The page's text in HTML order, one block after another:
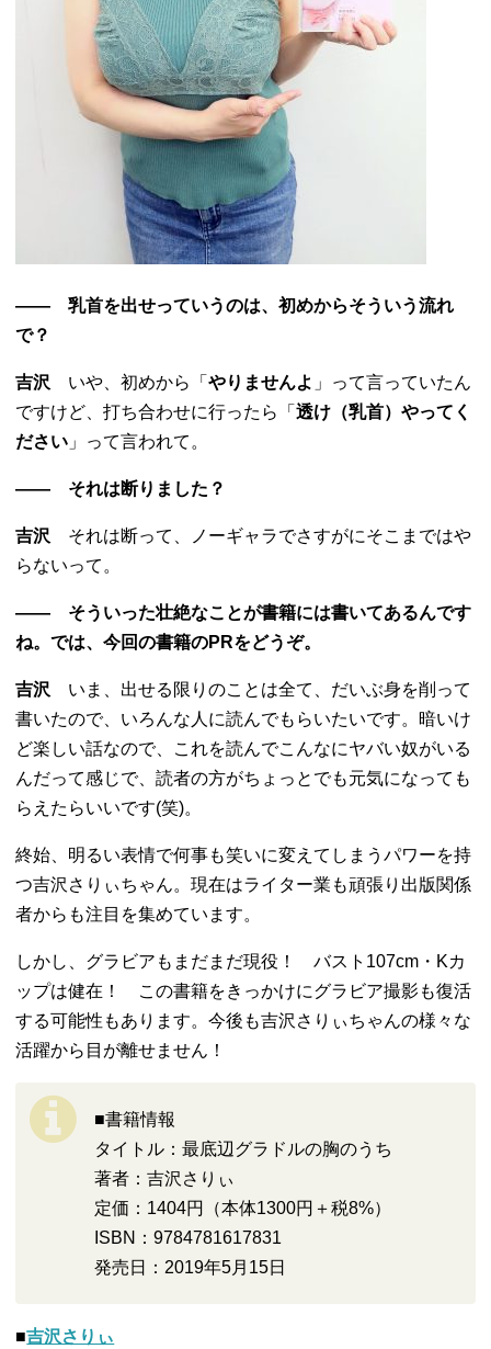
―― 乳首を出せっていうのは、初めからそういう流れ
で？
吉沢 いや、初めから「やりませんよ 」って言っていたん
ですけど、打ち合わせに行ったら「透け（乳首）やってく
ださい 」って言われて。
―― それは断りました？
吉沢 それは断って、ノーギャラでさすがにそこまではや
らないって。
―― そういった壮絶なことが書籍には書いてあるんです
ね。では、今回の書籍のPRをどうぞ。
吉沢 いま、出せる限りのことは全て、だいぶ身を削って
書いたので、いろんな人に読んでもらいたいです。暗いけ
ど楽しい話なので、これを読んでこんなにヤバい奴がいる
んだって感じで、読者の方がちょっとでも元気になっても
らえたらいいです(笑)。
終始、明るい表情で何事も笑いに変えてしまうパワーを持
つ吉沢さりぃちゃん。現在はライター業も頑張り出版関係
者からも注目を集めています。
しかし、グラビアもまだまだ現役！ バスト107cm・Kカ
ップは健在！ この書籍をきっかけにグラビア撮影も復活
する可能性もあります。今後も吉沢さりぃちゃんの様々な
活躍から目が離せません！
■書籍情報
タイトル：最底辺グラドルの胸のうち
著者：吉沢さりぃ
定価：1404円（本体1300円＋税8%）
ISBN：9784781617831
発売日：2019年5月15日
■吉沢さりぃ